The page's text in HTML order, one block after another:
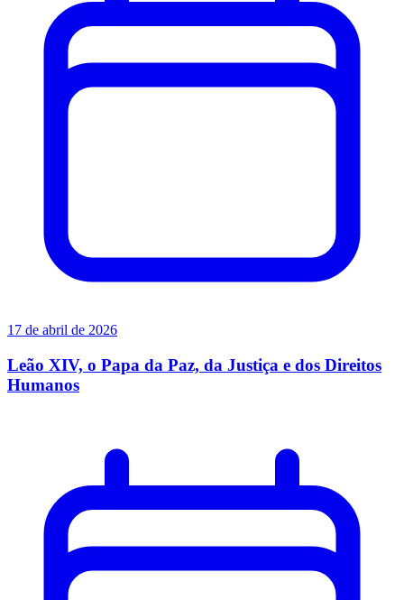
17 de abril de 2026
Leão XIV, o Papa da Paz, da Justiça e dos Direitos
Humanos